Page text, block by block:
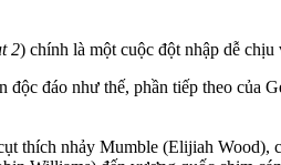
2) chính là một cuộc đột nhập dễ
đáo như thế, phần tiếp theo
thích nhảy Mumble (Elijiah Wood),